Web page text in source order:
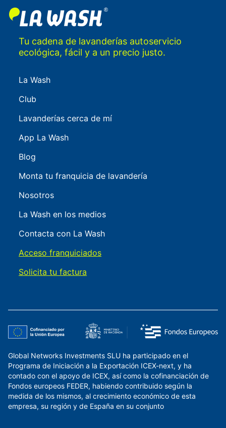
Tu cadena de lavanderías autoservicio
ecológica, fácil y a un precio justo.
La Wash
Club
Lavanderías cerca de mí
App La Wash
Blog
Monta tu franquicia de lavandería
Nosotros
La Wash en los medios
Contacta con La Wash
Acceso franquiciados
Solicita tu factura
Global Networks Investments SLU ha participado en el
Programa de Iniciación a la Exportación ICEX-next, y ha
contado con el apoyo de ICEX, así como la cofinanciación de
Fondos europeos FEDER, habiendo contribuido según la
medida de los mismos, al crecimiento económico de esta
empresa, su región y de España en su conjunto